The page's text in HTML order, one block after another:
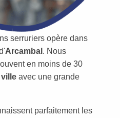
serruriers opère dans
Arcambal . Nous
en moins de 30
ville avec une grande
parfaitement les